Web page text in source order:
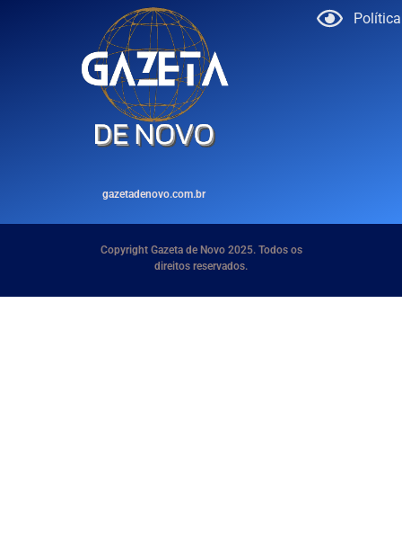
gazetadenovo.com.br
Copyright Gazeta de Novo 2025. Todos os
direitos reservados.